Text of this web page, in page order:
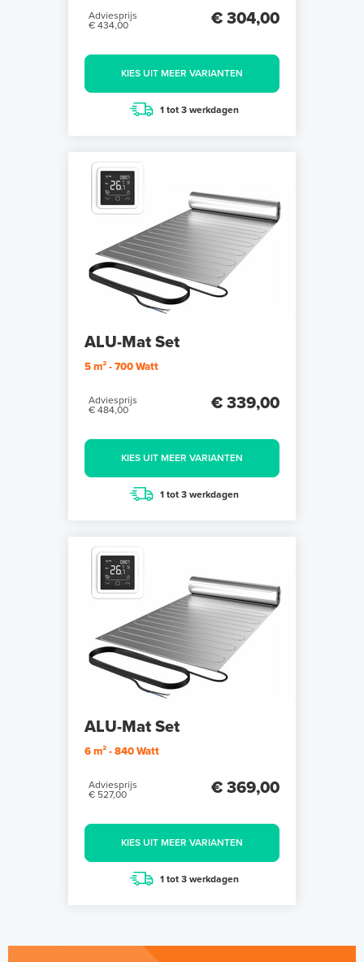
Adviesprijs
€ 434,00
€ 304,00
KIES UIT MEER VARIANTEN
1 tot 3 werkdagen
ALU-Mat Set
5 m² - 700 Watt
Adviesprijs
€ 484,00
€ 339,00
KIES UIT MEER VARIANTEN
1 tot 3 werkdagen
ALU-Mat Set
6 m² - 840 Watt
Adviesprijs
€ 527,00
€ 369,00
KIES UIT MEER VARIANTEN
1 tot 3 werkdagen